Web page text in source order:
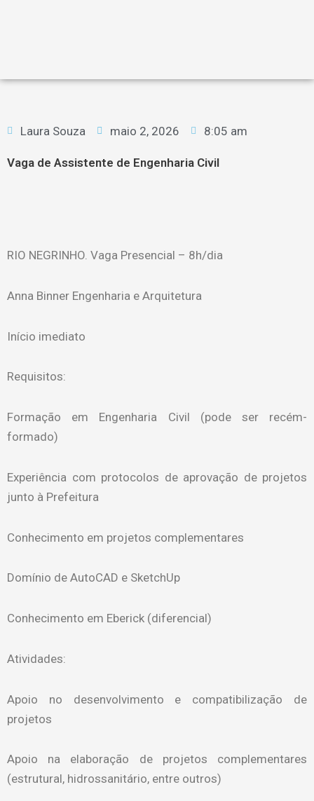
Laura Souza maio 2, 2026 8:05 am
Vaga de Assistente de Engenharia Civil
RIO NEGRINHO. Vaga Presencial – 8h/dia
Anna Binner Engenharia e Arquitetura
Início imediato
Requisitos:
Formação em Engenharia Civil (pode ser recém-
formado)
Experiência com protocolos de aprovação de projetos
junto à Prefeitura
Conhecimento em projetos complementares
Domínio de AutoCAD e SketchUp
Conhecimento em Eberick (diferencial)
Atividades:
Apoio no desenvolvimento e compatibilização de
projetos
Apoio na elaboração de projetos complementares
(estrutural, hidrossanitário, entre outros)